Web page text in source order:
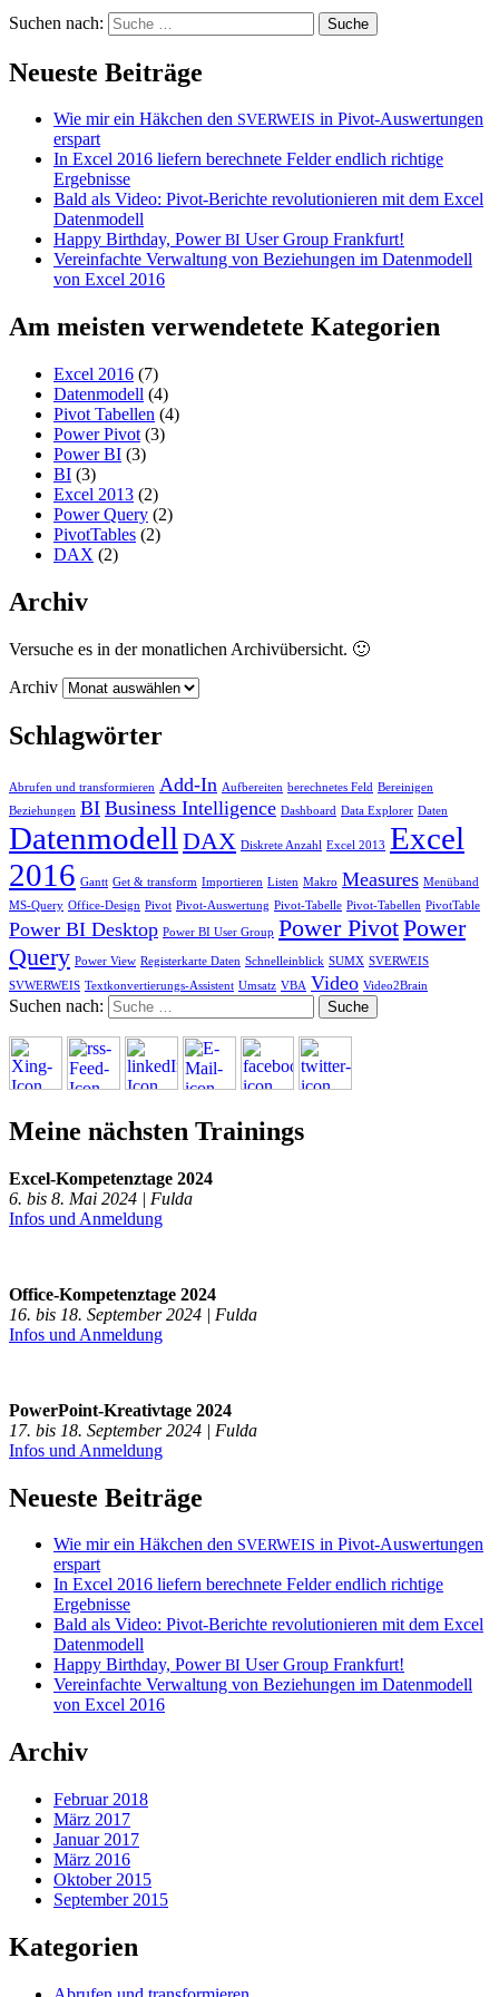
Suchen nach:
Neueste Beiträge
Wie mir ein Häkchen den SVERWEIS in Pivot-Auswertungen
erspart
In Excel 2016 liefern berechnete Felder endlich richtige
Ergebnisse
Bald als Video: Pivot-Berichte revolutionieren mit dem Excel
Datenmodell
Happy Birthday, PowerBI User Group Frankfurt!
Vereinfachte Verwaltung von Beziehungen im Datenmodell
von Excel 2016
Am meisten verwendetete Kategorien
Excel 2016 (7)
Datenmodell (4)
Pivot Tabellen (4)
Power Pivot (3)
Power BI (3)
BI (3)
Excel 2013 (2)
Power Query (2)
PivotTables (2)
DAX (2)
Archiv
Versuche es in der monatlichen Archivübersicht. 🙂
Archiv
Schlagwörter
Abrufen und transformieren Add-In Aufbereiten berechnetes Feld Bereinigen
Beziehungen BI Business Intelligence Dashboard Data Explorer Daten
Datenmodell DAX Diskrete Anzahl Excel 2013 Excel
2016 Gantt Get & transform Importieren Listen Makro Measures Menüband
MS-Query Office-Design Pivot Pivot-Auswertung Pivot-Tabelle Pivot-Tabellen PivotTable
Power BI Desktop Power BI User Group Power PivotPower
Query Power View Registerkarte Daten Schnelleinblick SUMX SVERWEIS
SVWERWEIS Textkonvertierungs-Assistent Umsatz VBA Video Video2Brain
Suchen nach:
Meine nächsten Trainings
Excel-Kompetenztage 2024
6. bis 8. Mai 2024 | Fulda
Infos und Anmeldung
Office-Kompetenztage 2024
16. bis 18. September 2024 | Fulda
Infos und Anmeldung
PowerPoint-Kreativtage 2024
17. bis 18. September 2024 | Fulda
Infos und Anmeldung
Neueste Beiträge
Wie mir ein Häkchen den SVERWEIS in Pivot-Auswertungen
erspart
In Excel 2016 liefern berechnete Felder endlich richtige
Ergebnisse
Bald als Video: Pivot-Berichte revolutionieren mit dem Excel
Datenmodell
Happy Birthday, PowerBI User Group Frankfurt!
Vereinfachte Verwaltung von Beziehungen im Datenmodell
von Excel 2016
Archiv
Februar 2018
März 2017
Januar 2017
März 2016
Oktober 2015
September 2015
Kategorien